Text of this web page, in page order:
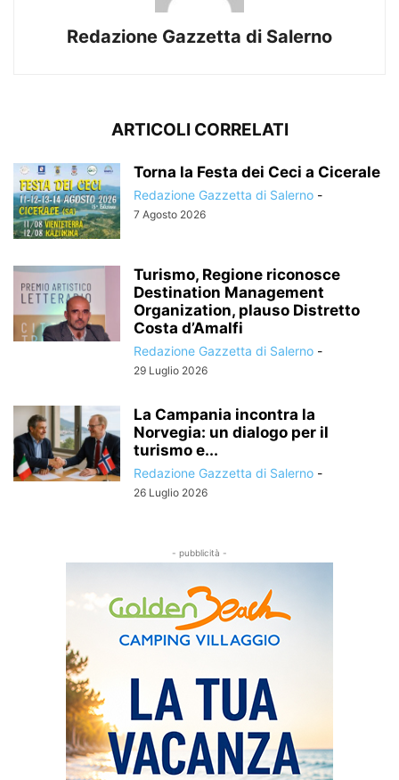
Redazione Gazzetta di Salerno
ARTICOLI CORRELATI
Torna la Festa dei Ceci a Cicerale
Redazione Gazzetta di Salerno -
7 Agosto 2026
Turismo, Regione riconosce
Destination Management
Organization, plauso Distretto
Costa d’Amalfi
Redazione Gazzetta di Salerno -
29 Luglio 2026
La Campania incontra la
Norvegia: un dialogo per il
turismo e...
Redazione Gazzetta di Salerno -
26 Luglio 2026
- pubblicità -